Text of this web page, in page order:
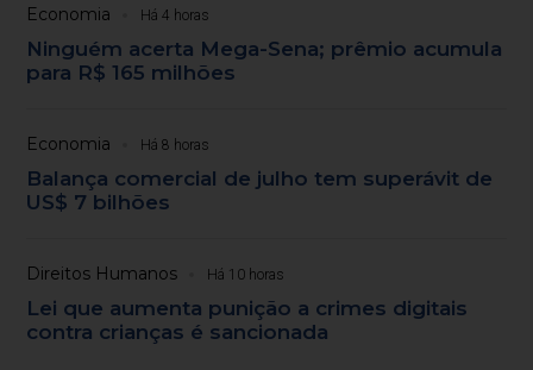
Economia Há 4 horas
Ninguém acerta Mega-Sena; prêmio acumula
para R$ 165 milhões
Economia Há 8 horas
Balança comercial de julho tem superávit de
US$ 7 bilhões
Direitos Humanos Há 10 horas
Lei que aumenta punição a crimes digitais
contra crianças é sancionada